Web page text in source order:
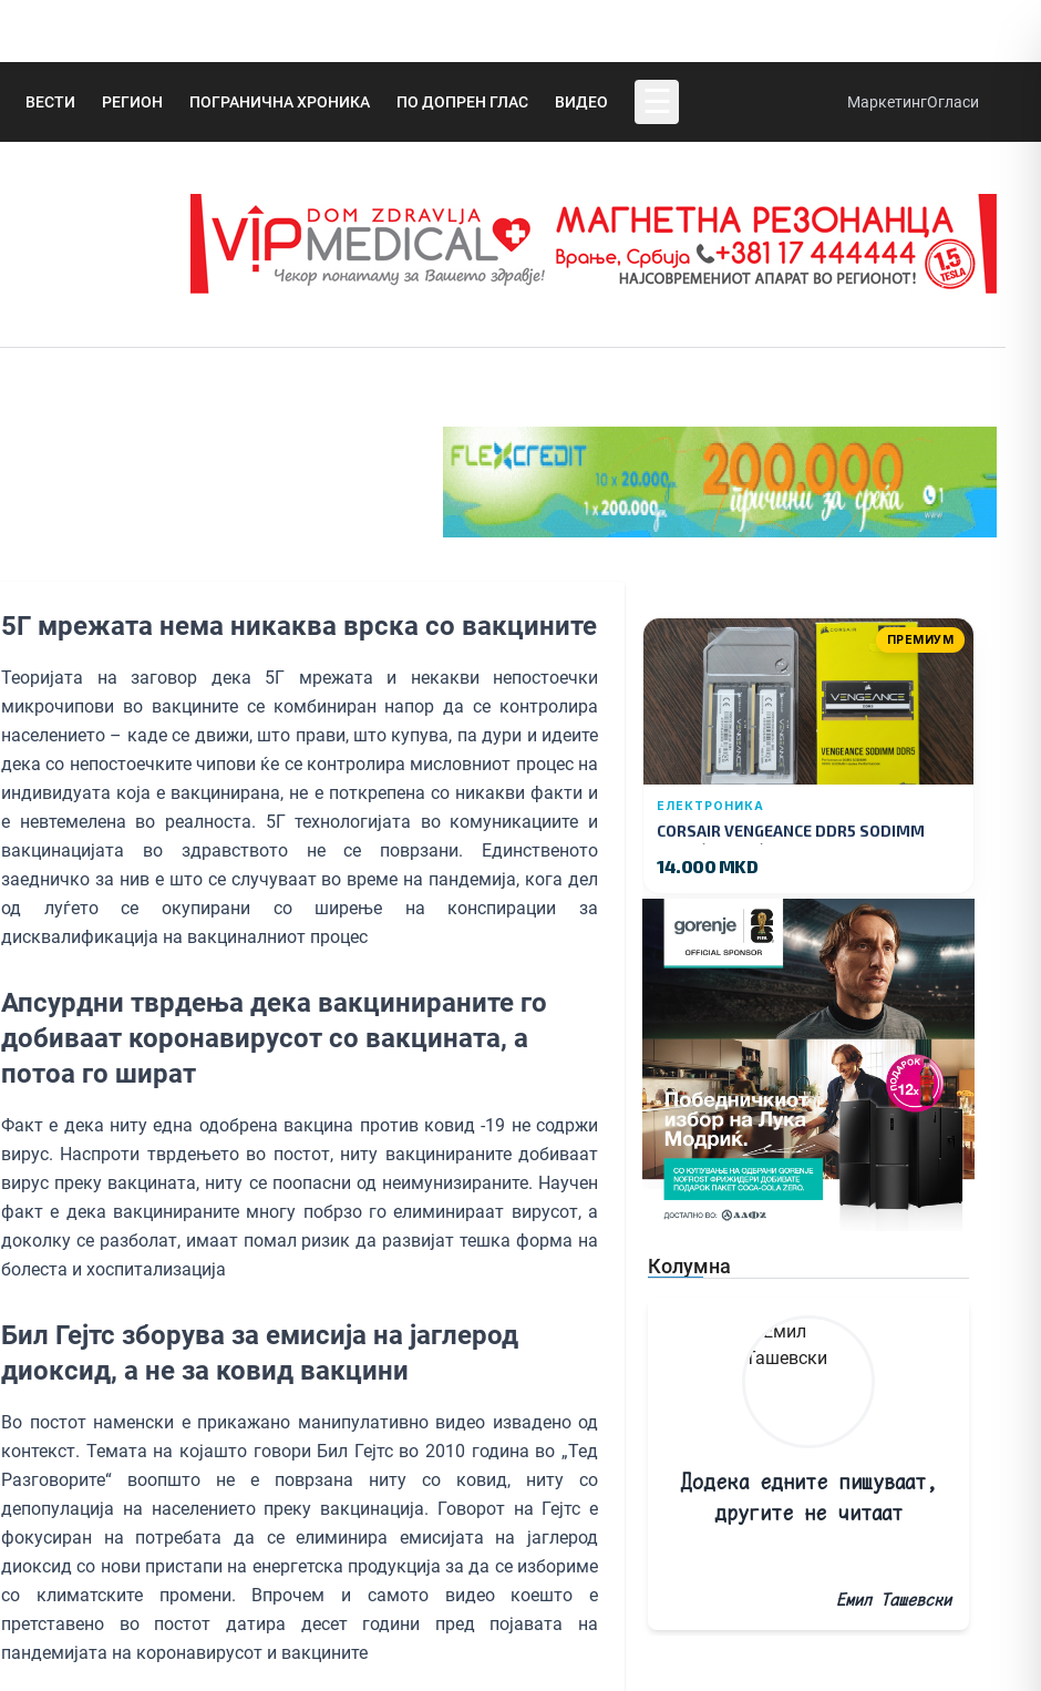
ВЕСТИ РЕГИОН ПОГРАНИЧНА ХРОНИКА ПО ДОПРЕН ГЛАС ВИДЕО МаркетингОгласи
5Г мрежата нема никаква врска со вакцините
Теоријата на заговор дека 5Г мрежата и некакви непостоечки
микрочипови во вакцините се комбиниран напор да се контролира
населението – каде се движи, што прави, што купува, па дури и идеите
дека со непостоечките чипови ќе се контролира мисловниот процес на
индивидуата која е вакцинирана, не e поткрепена со никакви факти и
е невтемелена во реалноста. 5Г технологијата во комуникациите и
вакцинацијата во здравството не се поврзани. Единственото
заедничко за нив е што се случуваат во време на пандемија, кога дел
од луѓето се окупирани со ширење на конспирации за
дисквалификација на вакциналниот процес
Апсурдни тврдења дека вакцинираните го
добиваат коронавирусот со вакцината, а
потоа го шират
Факт е дека ниту една одобрена вакцина против ковид -19 не содржи
вирус. Наспроти тврдењето во постот, ниту вакцинираните добиваат
вирус преку вакцината, ниту се поопасни од неимунизираните. Научен
факт е дека вакцинираните многу побрзо го елиминираат вирусот, а
доколку се разболат, имаат помал ризик да развијат тешка форма на
болеста и хоспитализација
Бил Гејтс зборува за емисија на јаглерод
диоксид, а не за ковид вакцини
Во постот наменски е прикажано манипулативно видео извадено од
контекст. Темата на којашто говори Бил Гејтс во 2010 година во „Тед
Разговорите“ воопшто не е поврзана ниту со ковид, ниту со
депопулација на населението преку вакцинација. Говорот на Гејтс е
фокусиран на потребата да се елиминира емисијата на јаглерод
диоксид со нови пристапи на енергетска продукција за да се избориме
со климатските промени. Впрочем и самото видео коешто е
претставено во постот датира десет години пред појавата на
пандемијата на коронавирусот и вакцините
ПРЕМИУМ
ЕЛЕКТРОНИКА
CORSAIR VENGEANCE DDR5 SODIMM
32GB (2x16GB) DDR5 4800MT/s
14.000 MKD
Колумна
Додека едните пишуваат,
другите не читаат
Емил Ташевски